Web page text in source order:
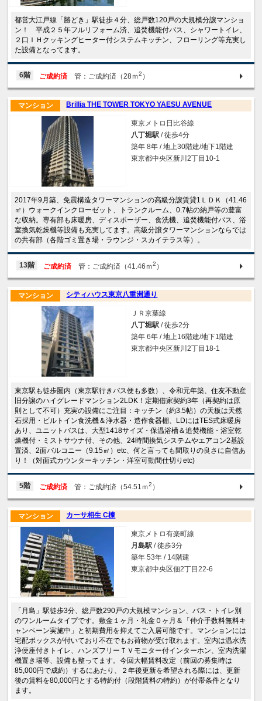
都営大江戸線「勝どき」駅徒歩４分、総戸数120戸の大規模分譲マンショ
ン！ 平成２５年フルリフォーム済、追焚機能付バス、シャワートイレ、
２口ＩＨクッキングヒーター付システムキッチン、フローリング等充実し
た設備となってます。
6階 ご成約済 管：ご成約済（28ｍ2 ）
Brillia THE TOWER TOKYO YAESU AVENUE
マンション
東京メトロ日比谷線
八丁堀駅 / 徒歩4分
築年 8年 / 地上30階建/地下1階建
東京都中央区新川2丁目10-1
2017年9月築、免震構造タワーマンションの高級分譲賃貸1ＬＤＫ（41.46
㎡）ウォークインクローゼット、トランクルーム、0.7帖の納戸等の豊富
な収納。専有部も床暖房、ディスポーザー、食洗機、追焚機能付バス、浴
室換気乾燥機等設備も充実してます。高級分譲タワーマンションならでは
の共有部（各階ゴミ置き場・ラウンジ・スカイテラス等）。
13階 ご成約済 管：ご成約済（41.46ｍ2 ）
シティハウス東京八重洲通り
マンション
ＪＲ京葉線
八丁堀駅 / 徒歩2分
築年 6年 / 地上16階建/地下1階建
東京都中央区新川2丁目18-1
東京駅も徒歩圏内（東京駅行きバス便も多数）、令和元年築、住友不動産
旧分譲のハイグレードマンション2LDK！定期借家契約3年（再契約は原
則として不可）充実の設備にご注目：キッチン（約3.5帖）の天板は天然
石採用・ビルトイン食洗機＆浄水器・造作食器棚、LDにはTES式床暖房
あり、ユニットバスは、大型1418サイズ・保温浴槽＆追焚機能・浴室乾
燥機付・ミストサウナ付、その他、24時間換気システムやエアコン2基設
置済、2面バルコニー（9.15㎡）etc、何と言っても間取りの良さに自信あ
り！（対面式カウンターキッチン・洋室可動間仕切りetc)
5階 ご成約済 管：ご成約済（54.51ｍ2 ）
カーサ相生 C棟
マンション
東京メトロ有楽町線
月島駅 / 徒歩3分
築年 53年 / 14階建
東京都中央区佃2丁目22-6
「月島」駅徒歩3分、総戸数290戸の大規模マンション、バス・トイレ別
のワンルームタイプです。敷金１ヶ月・礼金０ヶ月＆「仲介手数料無料キ
ャンペーン実施中」と初期費用を抑えてご入居可能です。マンションには
宅配ボックスが付いており不在でもお荷物が受け取れます。室内は温水洗
浄便座付きトイレ、ハンズフリーＴＶモニター付インターホン、室内洗濯
機置き場等、設備も整ってます。今回大幅賃料改定（前回の募集時は
85,000円で成約）するにあたり、２年後更新を希望される際には、更新
後の賃料を80,000円とする特約付（段階賃料の特約）が付帯条件となり
ます。